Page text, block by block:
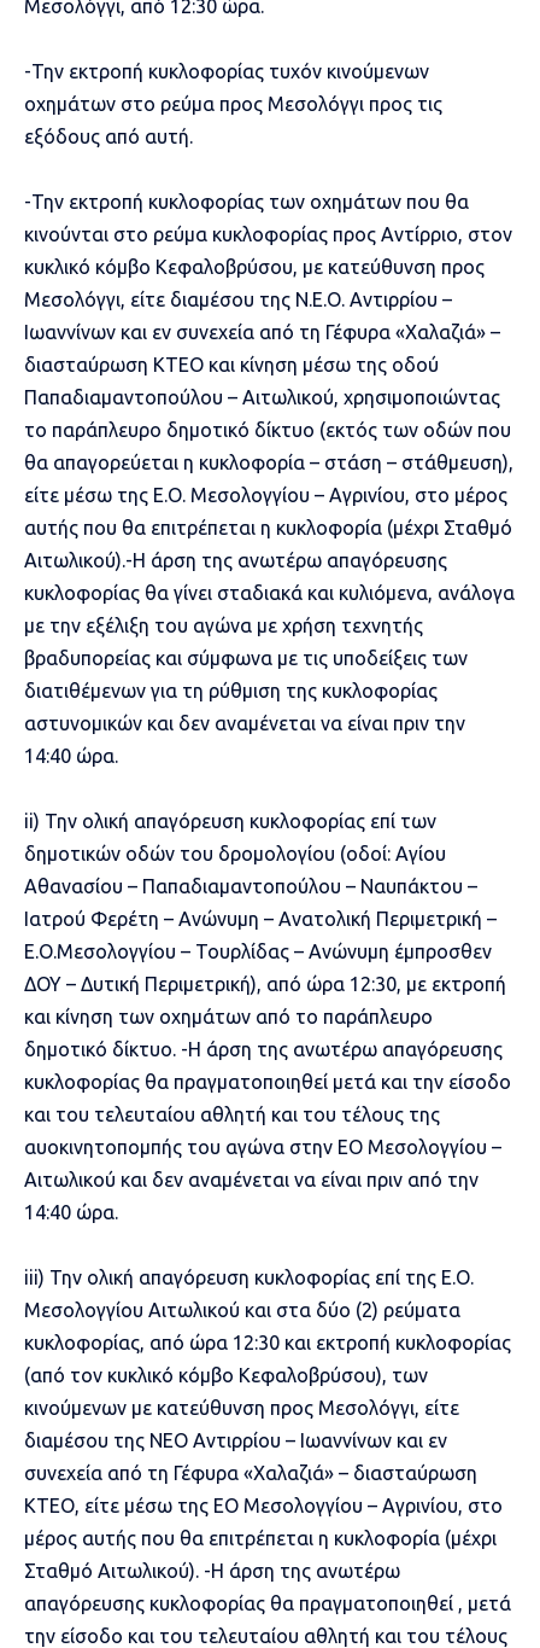
Μεσολόγγι, από 12:30 ώρα.
-Την εκτροπή κυκλοφορίας τυχόν κινούμενων
οχημάτων στο ρεύμα προς Μεσολόγγι προς τις
εξόδους από αυτή.
-Την εκτροπή κυκλοφορίας των οχημάτων που θα
κινούνται στο ρεύμα κυκλοφορίας προς Αντίρριο, στον
κυκλικό κόμβο Κεφαλοβρύσου, με κατεύθυνση προς
Μεσολόγγι, είτε διαμέσου της Ν.Ε.Ο. Αντιρρίου –
Ιωαννίνων και εν συνεχεία από τη Γέφυρα «Χαλαζιά» –
διασταύρωση ΚΤΕΟ και κίνηση μέσω της οδού
Παπαδιαμαντοπούλου – Αιτωλικού, χρησιμοποιώντας
το παράπλευρο δημοτικό δίκτυο (εκτός των οδών που
θα απαγορεύεται η κυκλοφορία – στάση – στάθμευση),
είτε μέσω της Ε.Ο. Μεσολογγίου – Αγρινίου, στο μέρος
αυτής που θα επιτρέπεται η κυκλοφορία (μέχρι Σταθμό
Αιτωλικού).-Η άρση της ανωτέρω απαγόρευσης
κυκλοφορίας θα γίνει σταδιακά και κυλιόμενα, ανάλογα
με την εξέλιξη του αγώνα με χρήση τεχνητής
βραδυπορείας και σύμφωνα με τις υποδείξεις των
διατιθέμενων για τη ρύθμιση της κυκλοφορίας
αστυνομικών και δεν αναμένεται να είναι πριν την
14:40 ώρα.
ii) Την ολική απαγόρευση κυκλοφορίας επί των
δημοτικών οδών του δρομολογίου (οδοί: Αγίου
Αθανασίου – Παπαδιαμαντοπούλου – Ναυπάκτου –
Ιατρού Φερέτη – Ανώνυμη – Ανατολική Περιμετρική –
Ε.Ο.Μεσολογγίου – Τουρλίδας – Ανώνυμη έμπροσθεν
ΔΟΥ – Δυτική Περιμετρική), από ώρα 12:30, με εκτροπή
και κίνηση των οχημάτων από το παράπλευρο
δημοτικό δίκτυο. -Η άρση της ανωτέρω απαγόρευσης
κυκλοφορίας θα πραγματοποιηθεί μετά και την είσοδο
και του τελευταίου αθλητή και του τέλους της
αυοκινητοπομπής του αγώνα στην ΕΟ Μεσολογγίου –
Αιτωλικού και δεν αναμένεται να είναι πριν από την
14:40 ώρα.
iii) Την ολική απαγόρευση κυκλοφορίας επί της Ε.Ο.
Μεσολογγίου Αιτωλικού και στα δύο (2) ρεύματα
κυκλοφορίας, από ώρα 12:30 και εκτροπή κυκλοφορίας
(από τον κυκλικό κόμβο Κεφαλοβρύσου), των
κινούμενων με κατεύθυνση προς Μεσολόγγι, είτε
διαμέσου της ΝΕΟ Αντιρρίου – Ιωαννίνων και εν
συνεχεία από τη Γέφυρα «Χαλαζιά» – διασταύρωση
ΚΤΕΟ, είτε μέσω της ΕΟ Μεσολογγίου – Αγρινίου, στο
μέρος αυτής που θα επιτρέπεται η κυκλοφορία (μέχρι
Σταθμό Αιτωλικού). -Η άρση της ανωτέρω
απαγόρευσης κυκλοφορίας θα πραγματοποιηθεί , μετά
την είσοδο και του τελευταίου αθλητή και του τέλους